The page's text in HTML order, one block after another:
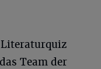
Team der